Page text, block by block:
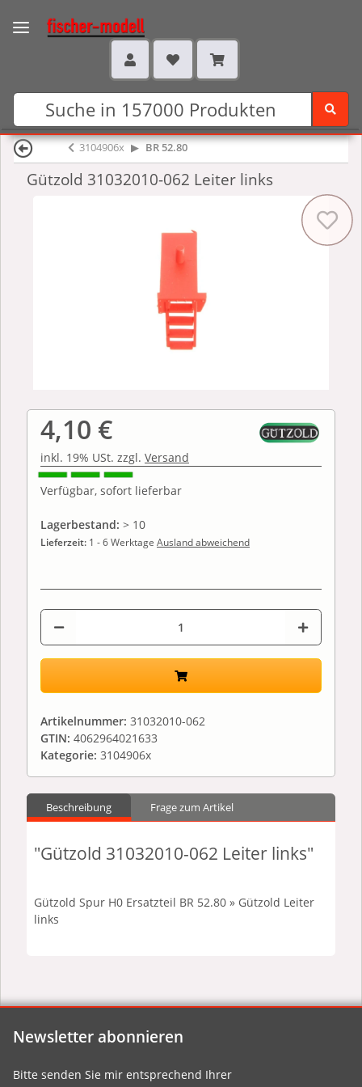
3104906x BR 52.80
Gützold 31032010-062 Leiter links
4,10 €
inkl. 19% USt. zzgl. Versand
Verfügbar, sofort lieferbar
Lagerbestand: > 10
Lieferzeit: 1 - 6 Werktage Ausland abweichend
Artikelnummer: 31032010-062
GTIN: 4062964021633
Kategorie: 3104906x
Beschreibung Frage zum Artikel
"Gützold 31032010-062 Leiter links"
Gützold Spur H0 Ersatzteil BR 52.80 » Gützold Leiter
links
Newsletter abonnieren
Bitte senden Sie mir entsprechend Ihrer